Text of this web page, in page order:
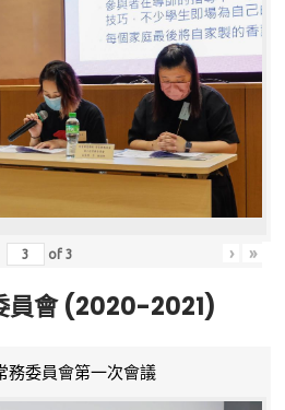
of3 › »
員會 (2020-2021)
務委員會第一次會議